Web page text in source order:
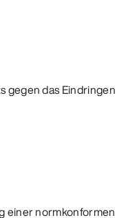
gegen das Eindringen
einer normkonformen